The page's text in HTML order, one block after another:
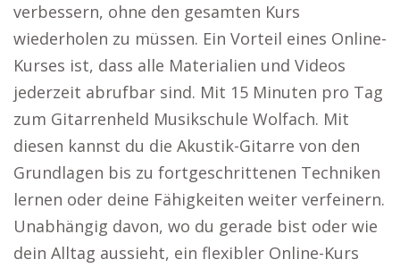
verbessern, ohne den gesamten Kurs
wiederholen zu müssen. Ein Vorteil eines Online-
Kurses ist, dass alle Materialien und Videos
jederzeit abrufbar sind. Mit 15 Minuten pro Tag
zum Gitarrenheld Musikschule Wolfach. Mit
diesen kannst du die Akustik-Gitarre von den
Grundlagen bis zu fortgeschrittenen Techniken
lernen oder deine Fähigkeiten weiter verfeinern.
Unabhängig davon, wo du gerade bist oder wie
dein Alltag aussieht, ein flexibler Online-Kurs